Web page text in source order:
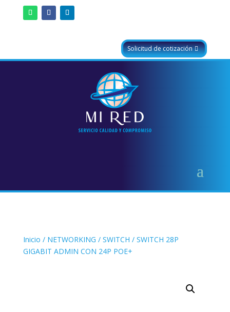
Solicitud de cotización
Inicio / NETWORKING / SWITCH / SWITCH 28P
GIGABIT ADMIN CON 24P POE+